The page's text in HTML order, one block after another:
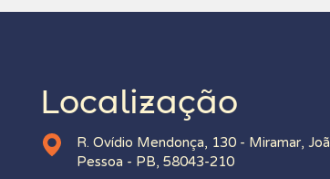
Localização
R. Ovídio Mendonça, 130 - Miramar,
Pessoa - PB, 58043-210